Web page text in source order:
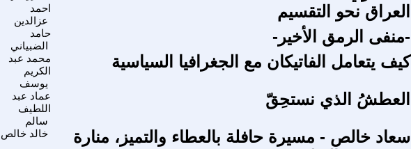
احمد
عزالدين
العراق نحو التقسيم
حامد
الضبياني
-منفى الرمق الأخير-
محمد عبد
الكريم
يوسف
كيف يتعامل الفاتيكان مع الجغرافيا السياسية
عماد عبد
اللطيف
سالم
العطشُ الذي نستحِقّ
خالد خالص
سعاد خالص - مسيرة حافلة بالعطاء والتميز، منارة